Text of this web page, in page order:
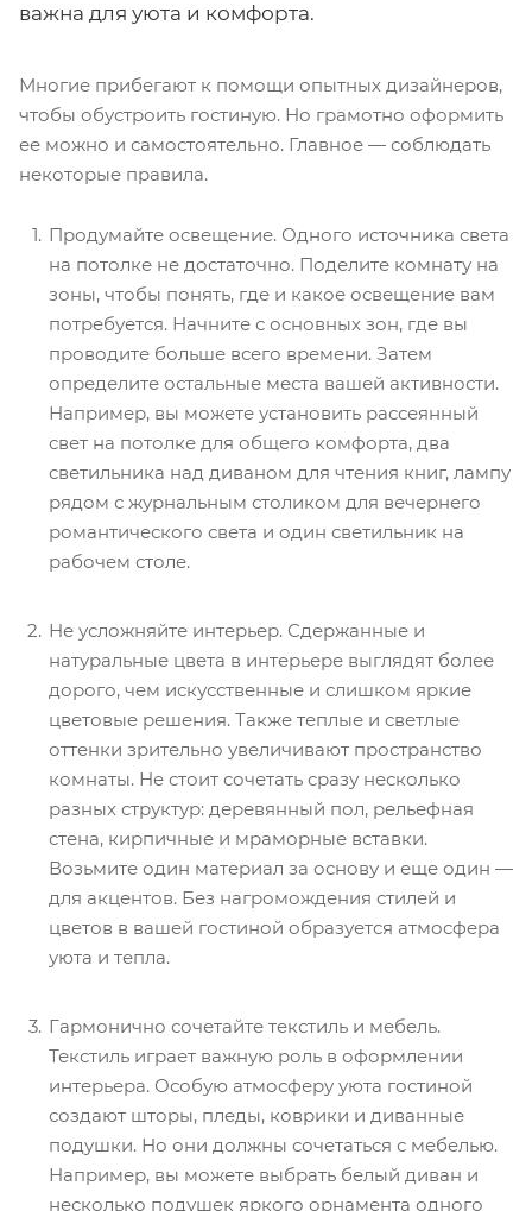
важна для уюта и комфорта.
Многие прибегают к помощи опытных дизайнеров,
чтобы обустроить гостиную. Но грамотно оформить
ее можно и самостоятельно. Главное — соблюдать
некоторые правила.
Продумайте освещение. Одного источника света
на потолке не достаточно. Поделите комнату на
зоны, чтобы понять, где и какое освещение вам
потребуется. Начните с основных зон, где вы
проводите больше всего времени. Затем
определите остальные места вашей активности.
Например, вы можете установить рассеянный
свет на потолке для общего комфорта, два
светильника над диваном для чтения книг, лампу
рядом с журнальным столиком для вечернего
романтического света и один светильник на
рабочем столе.
Не усложняйте интерьер. Сдержанные и
натуральные цвета в интерьере выглядят более
дорого, чем искусственные и слишком яркие
цветовые решения. Также теплые и светлые
оттенки зрительно увеличивают пространство
комнаты. Не стоит сочетать сразу несколько
разных структур: деревянный пол, рельефная
стена, кирпичные и мраморные вставки.
Возьмите один материал за основу и еще один —
для акцентов. Без нагромождения стилей и
цветов в вашей гостиной образуется атмосфера
уюта и тепла.
Гармонично сочетайте текстиль и мебель.
Текстиль играет важную роль в оформлении
интерьера. Особую атмосферу уюта гостиной
создают шторы, пледы, коврики и диванные
подушки. Но они должны сочетаться с мебелью.
Например, вы можете выбрать белый диван и
несколько подушек яркого орнамента одного